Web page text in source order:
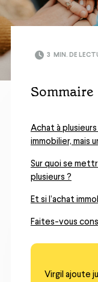
3 MIN. DE
Sommaire
Achat à
immobilier, mais
Sur quoi se
plusieurs ?
Et si l’achat
Faites-vous
Virgil ajoute